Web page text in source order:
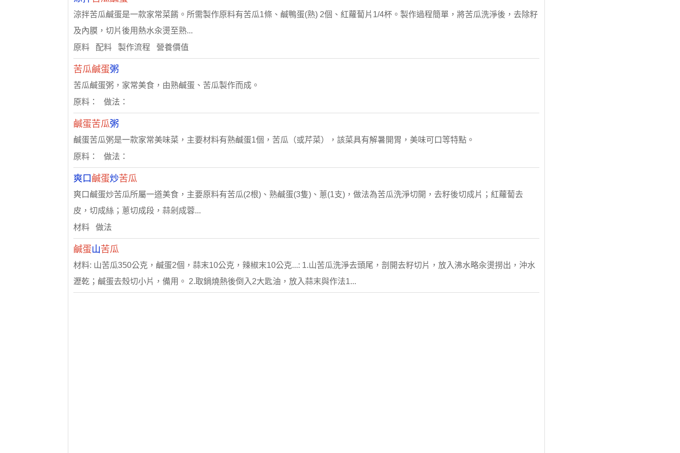
涼拌苦瓜鹹蛋是一款家常菜餚。所需製作原料有苦瓜1條、鹹鴨蛋(熟) 2個、紅蘿蔔片1/4杯。製作過程簡單，將苦瓜洗淨後，去除籽
及內膜，切片後用熱水汆燙至熟...
原料 配料 製作流程 營養價值
苦瓜鹹蛋粥
苦瓜鹹蛋粥，家常美食，由熟鹹蛋、苦瓜製作而成。
原料： 做法：
鹹蛋苦瓜粥
鹹蛋苦瓜粥是一款家常美味菜，主要材料有熟鹹蛋1個，苦瓜（或芹菜），該菜具有解暑開胃，美味可口等特點。
原料： 做法：
爽口 鹹蛋炒苦瓜
爽口鹹蛋炒苦瓜所屬一道美食，主要原料有苦瓜(2根)、熟鹹蛋(3隻)、蔥(1支)，做法為苦瓜洗淨切開，去籽後切成片；紅蘿蔔去
皮，切成絲；蔥切成段，蒜剁成蓉...
材料 做法
鹹蛋山苦瓜
材料: 山苦瓜350公克，鹹蛋2個，蒜末10公克，辣椒末10公克...: 1.山苦瓜洗淨去頭尾，剖開去籽切片，放入沸水略汆燙撈出，沖水
瀝乾；鹹蛋去殼切小片，備用。 2.取鍋燒熱後倒入2大匙油，放入蒜末與作法1...